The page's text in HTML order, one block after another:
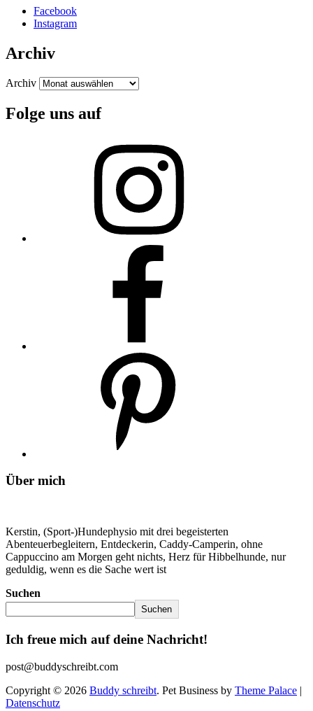
Facebook
Instagram
Archiv
Archiv
Folge uns auf
Über mich
Kerstin, (Sport-)Hundephysio mit drei begeisterten
Abenteuerbegleitern, Entdeckerin, Caddy-Camperin, ohne
Cappuccino am Morgen geht nichts, Herz für Hibbelhunde, nur
geduldig, wenn es die Sache wert ist
Suchen
Suchen
Ich freue mich auf deine Nachricht!
post@buddyschreibt.com
Copyright © 2026 Buddy schreibt. Pet Business by Theme Palace |
Datenschutz